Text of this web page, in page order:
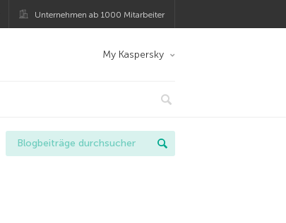
Unternehmen ab 1000 Mitarbeiter
My Kaspersky